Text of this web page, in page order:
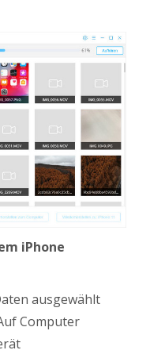
iPhone
ausgewählt
Computer